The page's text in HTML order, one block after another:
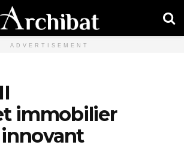
ADVERTISEMENT
immobilier